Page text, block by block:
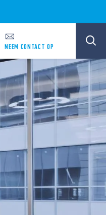
NEEM CONTACT OP